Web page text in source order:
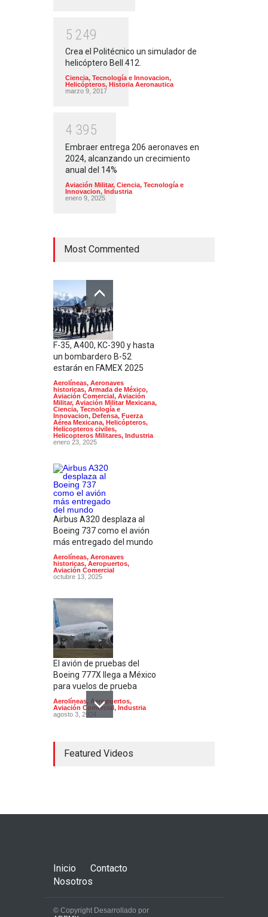
5 249
Crea el Politécnico un simulador de
helicóptero Bell 412.
Ciencia, Tecnología e Innovacion,
Helicópteros, Historia Aeronautica
marzo 9, 2017
4 395
Embraer entrega 206 aeronaves en
2024, alcanzando un crecimiento
anual del 14%
Aviación Militar, Ciencia, Tecnología e
Innovacion, Industria
enero 9, 2025
Most Commented
F-35, A400, KC-390 y hasta
un bombardero B-52
estarán en FAMEX 2025
Aerolíneas, Aeronaves
historicas, Armada de México,
Aviación Comercial, Aviación
Militar, Aviación Militar Mexicana,
Ciencia, Tecnología e
Innovacion, Defensa, Fuerza
Aérea Mexicana, Helicópteros,
Helicopteros civiles,
Helicopteros Militares, Industria
enero 23, 2025
Airbus A320 desplaza al
Boeing 737 como el avión
más entregado del mundo
Aerolíneas, Aeronaves
historicas, Aeropuertos,
Aviación Comercial
octubre 13, 2025
El avión de pruebas del
Boeing 777X llega a México
para vuelos de prueba
Aerolíneas, Aeropuertos,
Aviación Comercial, Industria
agosto 3, 2024
supersónico que venía a
Featured Videos
Inicio
Contacto
Nosotros
© Copyright Desarrollado por